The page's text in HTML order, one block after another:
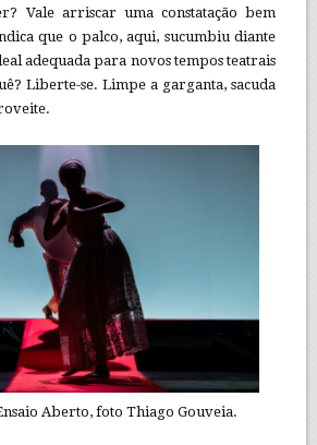
Vale arriscar uma constatação bem
que o palco, aqui, sucumbiu diante
adequada para novos tempos teatrais
Liberte-se. Limpe a garganta, sacuda
Aberto, foto Thiago Gouveia.